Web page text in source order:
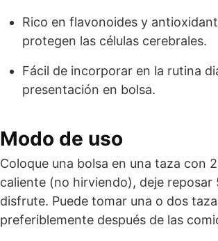
Rico en flavonoides y
protegen las células cerebrales.
Fácil de incorporar en la rutina
presentación en bolsa.
Modo de uso
Coloque una bolsa en una taza con
caliente (no hirviendo), deje reposar
disfrute. Puede tomar una o dos
preferiblemente después de las